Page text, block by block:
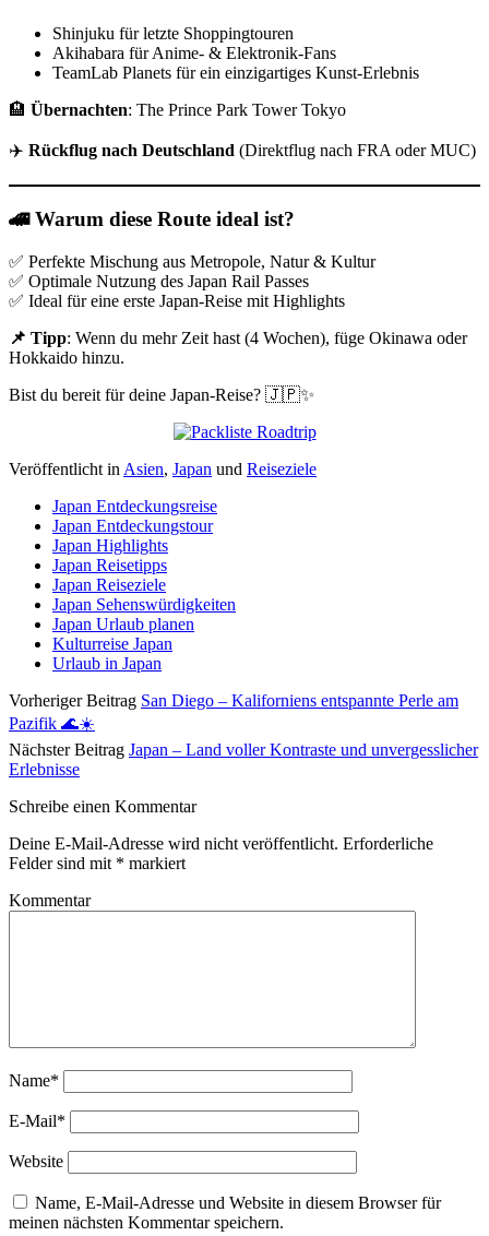
Shinjuku für letzte Shoppingtouren
Akihabara für Anime- & Elektronik-Fans
TeamLab Planets für ein einzigartiges Kunst-Erlebnis
🏨 Übernachten: The Prince Park Tower Tokyo
✈️ Rückflug nach Deutschland (Direktflug nach FRA oder MUC)
🚄 Warum diese Route ideal ist?
✅ Perfekte Mischung aus Metropole, Natur & Kultur
✅ Optimale Nutzung des Japan Rail Passes
✅ Ideal für eine erste Japan-Reise mit Highlights
📌 Tipp: Wenn du mehr Zeit hast (4 Wochen), füge Okinawa oder
Hokkaido hinzu.
Bist du bereit für deine Japan-Reise? 🇯🇵✨
Veröffentlicht in Asien, Japan und Reiseziele
Japan Entdeckungsreise
Japan Entdeckungstour
Japan Highlights
Japan Reisetipps
Japan Reiseziele
Japan Sehenswürdigkeiten
Japan Urlaub planen
Kulturreise Japan
Urlaub in Japan
Vorheriger Beitrag San Diego – Kaliforniens entspannte Perle am
Pazifik 🌊☀️
Nächster Beitrag Japan – Land voller Kontraste und unvergesslicher
Erlebnisse
Schreibe einen Kommentar
Deine E-Mail-Adresse wird nicht veröffentlicht. Erforderliche
Felder sind mit * markiert
Kommentar
Name*
E-Mail*
Website
Name, E-Mail-Adresse und Website in diesem Browser für
meinen nächsten Kommentar speichern.